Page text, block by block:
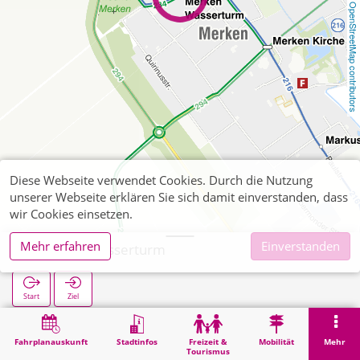
OpenStreetMap contributors
Fahrplanauskunft Stadtinfos
Freizeit &
Tourismus
Mobilität Mehr
Merken Wasserturm
Start Ziel
Suche Merken Wasserturm
Diese Webseite verwendet Cookies. Durch die Nutzung
unserer Webseite erklären Sie sich damit einverstanden, dass
wir Cookies einsetzen.
Mehr erfahren
Einverstanden